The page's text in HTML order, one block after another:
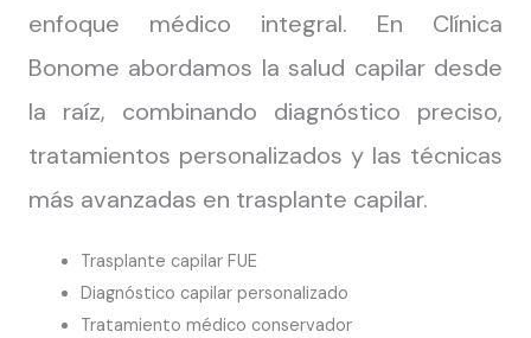
enfoque médico integral. En Clínica
Bonome abordamos la salud capilar desde
la raíz, combinando diagnóstico preciso,
tratamientos personalizados y las técnicas
más avanzadas en trasplante capilar.
Trasplante capilar FUE
Diagnóstico capilar personalizado
Tratamiento médico conservador